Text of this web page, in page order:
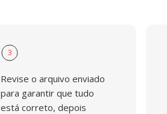
3
Revise o arquivo enviado
para garantir que tudo
está correto, depois